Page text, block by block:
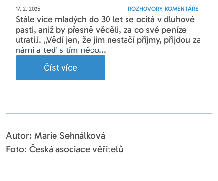
17. 2. 2025 ROZHOVORY, KOMENTÁŘE
Stále více mladých do 30 let se ocitá v dluhové
pasti, aniž by přesně věděli, za co své peníze
utratili. „Vědí jen, že jim nestačí příjmy, přijdou za
námi a teď s tím něco...
Číst více
Autor: Marie Sehnálková
Foto: Česká asociace věřitelů